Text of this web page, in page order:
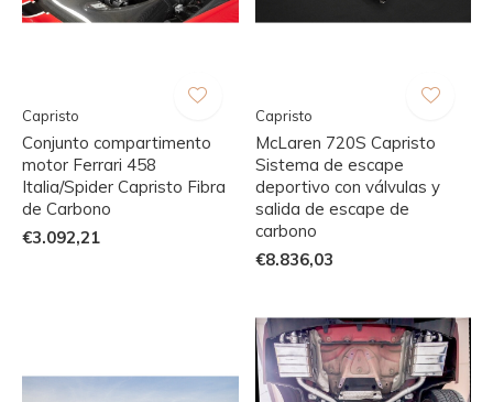
Capristo
Conjunto compartimento
motor Ferrari 458
Italia/Spider Capristo Fibra
de Carbono
€3.092,21
Capristo
McLaren 720S Capristo
Sistema de escape
deportivo con válvulas y
salida de escape de
carbono
€8.836,03